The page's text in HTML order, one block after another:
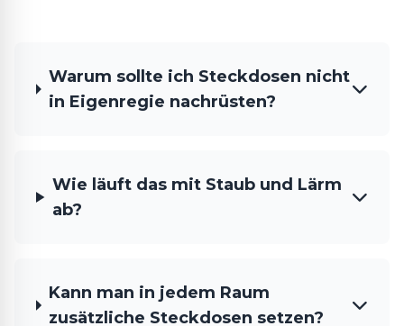
Warum sollte ich Steckdosen nicht
in Eigenregie nachrüsten?
Wie läuft das mit Staub und Lärm
ab?
Kann man in jedem Raum
zusätzliche Steckdosen setzen?